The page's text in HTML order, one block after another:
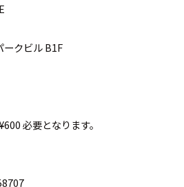
ークビル B1F
必要となります。